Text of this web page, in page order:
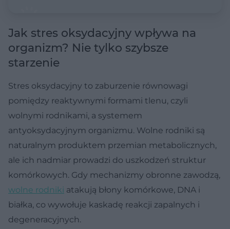
Jak stres oksydacyjny wpływa na
organizm? Nie tylko szybsze
starzenie
Stres oksydacyjny to zaburzenie równowagi
pomiędzy reaktywnymi formami tlenu, czyli
wolnymi rodnikami, a systemem
antyoksydacyjnym organizmu. Wolne rodniki są
naturalnym produktem przemian metabolicznych,
ale ich nadmiar prowadzi do uszkodzeń struktur
komórkowych. Gdy mechanizmy obronne zawodzą,
wolne rodniki atakują błony komórkowe, DNA i
białka, co wywołuje kaskadę reakcji zapalnych i
degeneracyjnych.